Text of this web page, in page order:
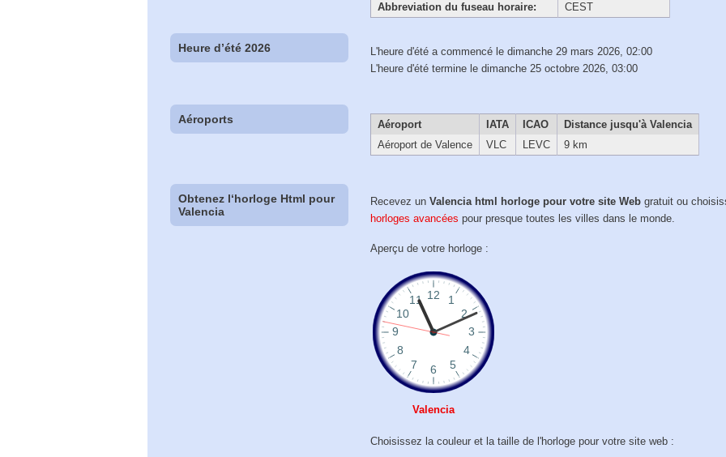
Abbreviation du fuseau horaire:
CEST
Heure d’été 2026
L'heure d'été a commencé le dimanche 29 mars 2026, 02:00
L'heure d'été termine le dimanche 25 octobre 2026, 03:00
Aéroports Aéroport IATA ICAO
Distance jusqu'à Valencia
Aéroport de Valence
VLC LEVC 9 km
Obtenez l‘horloge Html pour
Valencia
Recevez unValencia html horloge pour votre site Web gratuit ou
horloges avancées pour presque toutes les villes dans le monde.
Aperçu de votre horloge :
Valencia
Choisissez la couleur et la taille de l'horloge pour votre site web :